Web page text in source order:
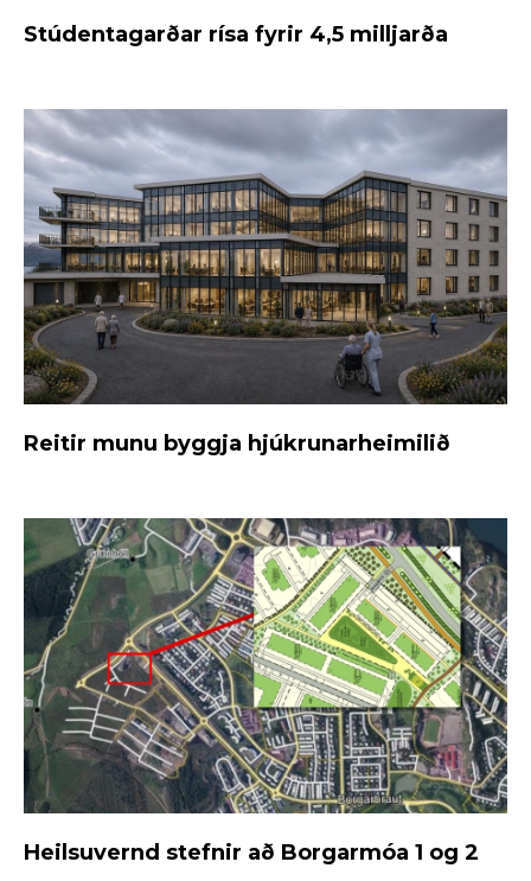
Stúdentagarðar rísa fyrir 4,5 milljarða
Reitir munu byggja hjúkrunarheimilið
Heilsuvernd stefnir að Borgarmóa 1 og 2